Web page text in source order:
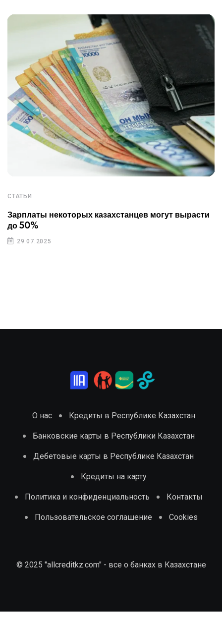
СТАТЬИ
Зарплаты некоторых казахстанцев могут вырасти
до 50%
29.07.2025
О нас Кредиты в Республике Казахстан
Банковские карты в Республики Казахстан
Дебетовые карты в Республике Казахстан
Кредиты на карту
Политика и конфиденциальность Контакты
Пользовательское соглашение Cookies
© 2025 "allcreditkz.com" - все о банках в Казахстане